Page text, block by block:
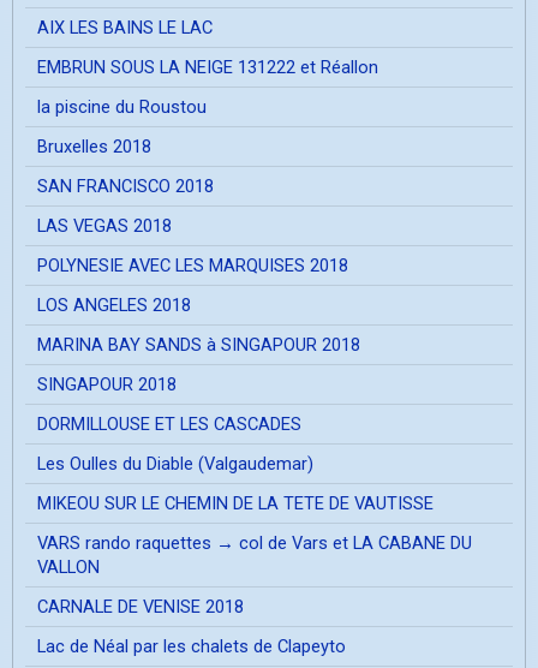
AIX LES BAINS LE LAC
EMBRUN SOUS LA NEIGE 131222 et Réallon
la piscine du Roustou
Bruxelles 2018
SAN FRANCISCO 2018
LAS VEGAS 2018
POLYNESIE AVEC LES MARQUISES 2018
LOS ANGELES 2018
MARINA BAY SANDS à SINGAPOUR 2018
SINGAPOUR 2018
DORMILLOUSE ET LES CASCADES
Les Oulles du Diable (Valgaudemar)
MIKEOU SUR LE CHEMIN DE LA TETE DE VAUTISSE
VARS rando raquettes → col de Vars et LA CABANE DU
VALLON
CARNALE DE VENISE 2018
Lac de Néal par les chalets de Clapeyto